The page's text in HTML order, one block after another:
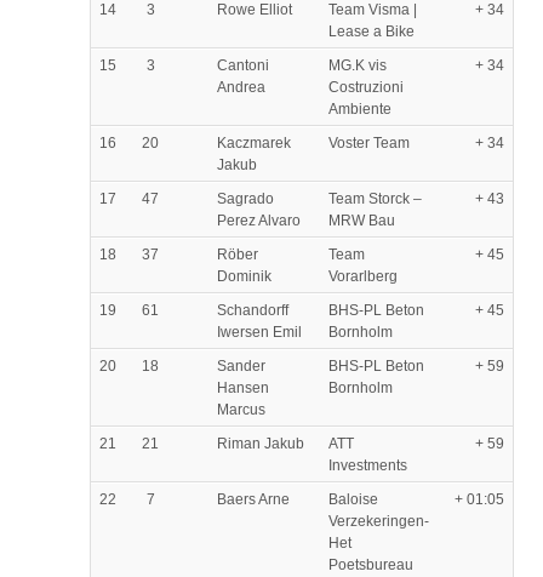
14 3 Rowe Elliot
Team Visma |
Lease a Bike
+ 34
15 3
Cantoni
Andrea
MG.K vis
Costruzioni
Ambiente
+ 34
16 20
Kaczmarek
Jakub
Voster Team + 34
17 47
Sagrado
Perez Alvaro
Team Storck –
MRW Bau
+ 43
18 37
Röber
Dominik
Team
Vorarlberg
+ 45
19 61
Schandorff
Iwersen Emil
BHS-PL Beton
Bornholm
+ 45
20 18
Sander
Hansen
Marcus
BHS-PL Beton
Bornholm
+ 59
21 21 Riman Jakub
ATT
Investments
+ 59
22 7 Baers Arne
Baloise
Verzekeringen-
Het
Poetsbureau
+ 01:05